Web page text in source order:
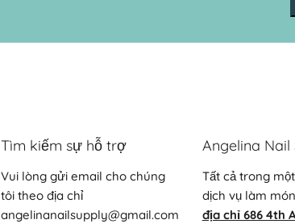
Tìm kiếm sự hỗ trợ
Vui lòng gửi email cho chúng
tôi theo địa chỉ
angelinanailsupply@gmail.com
Angelina Nail
Tất cả trong
dịch vụ làm
địa chỉ 686 4th